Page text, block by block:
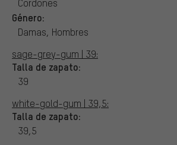
Cordones
Género:
Damas, Hombres
sage-grey-gum | 39:
Talla de zapato:
39
white-gold-gum | 39,5:
Talla de zapato:
39,5